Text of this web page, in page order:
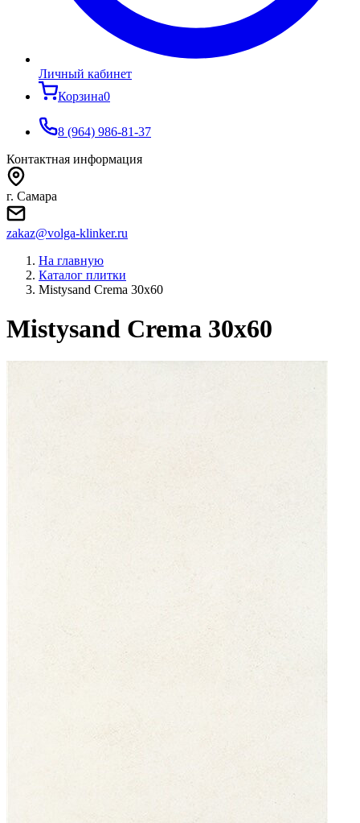
Личный кабинет
Корзина0
8 (964) 986-81-37
Контактная информация
г. Самара
zakaz@volga-klinker.ru
На главную
Каталог плитки
Mistysand Crema 30x60
Mistysand Crema 30x60